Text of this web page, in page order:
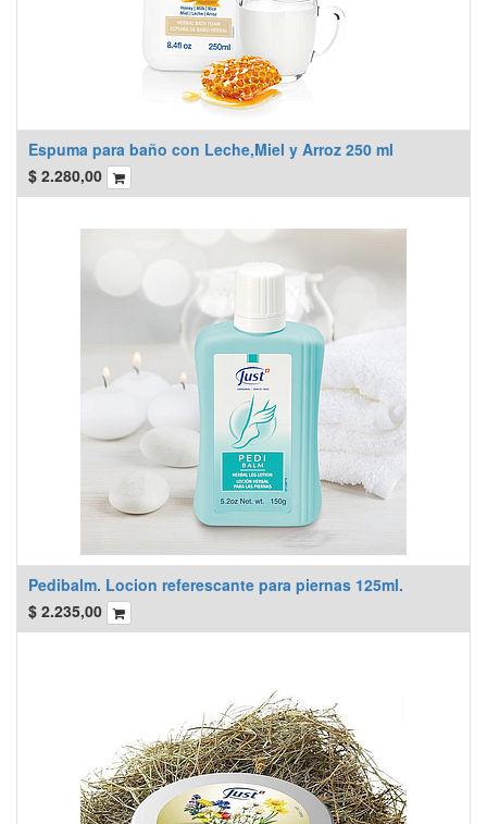
Espuma para baño con Leche,Miel y Arroz 250 ml
$ 2.280,00
Pedibalm. Locion referescante para piernas 125ml.
$ 2.235,00